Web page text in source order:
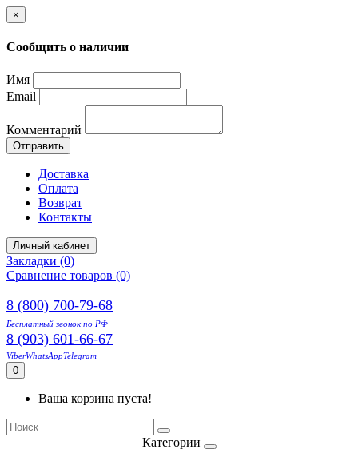
×
Сообщить о наличии
Имя
Email
Комментарий
Отправить
Доставка
Оплата
Возврат
Контакты
Личный кабинет
Закладки (0)
Сравнение товаров (0)
8 (800) 700-79-68
Бесплатный звонок по РФ
8 (903) 601-66-67
ViberWhatsAppTelegram
0
Ваша корзина пуста!
Категории